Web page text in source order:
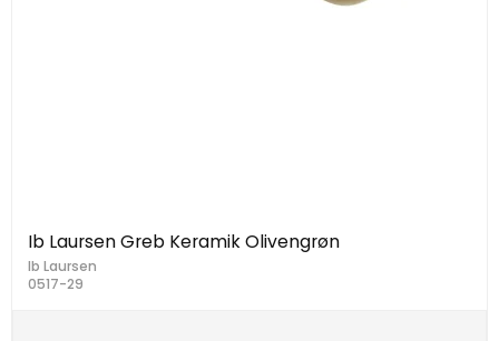
Ib Laursen Greb Keramik Olivengrøn
Ib Laursen
0517-29